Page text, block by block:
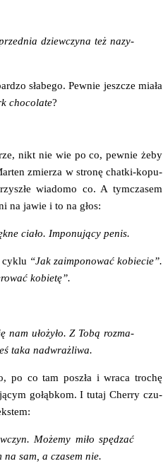
dziew­czy­na też nazy­
sła­be­go. Pew­nie jesz­cze mia­ła
cho­co­la­te?
nikt nie wie po co, pew­nie żeby
zmie­rza w stro­nę chat­ki-kopu­
wia­do­mo co. A tym­cza­sem
na jawie i to na głos:
cia­ło. Impo­nu­ją­cy penis.
cyklu “Jak zaim­po­no­wać kobie­cie”.
kobietę”.
nam uło­ży­ło. Z Tobą roz­ma­
taka nadwrażliwa.
po co tam poszła i wra­ca tro­chę
gołąb­kom. I tutaj Cher­ry czu­
Może­my miło spę­dzać
na sam, a cza­sem nie.